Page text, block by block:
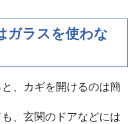
ガラスを使わな
、カギを開けるのは簡
、玄関のドアなどには